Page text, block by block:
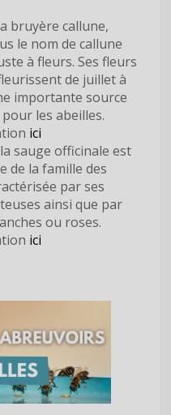
bruyère callune,
le nom de callune
à fleurs. Ses fleurs
de juillet à
importante source
les abeilles.
ici
sauge officinale est
de la famille des
par ses
ainsi que par
ou roses.
ici